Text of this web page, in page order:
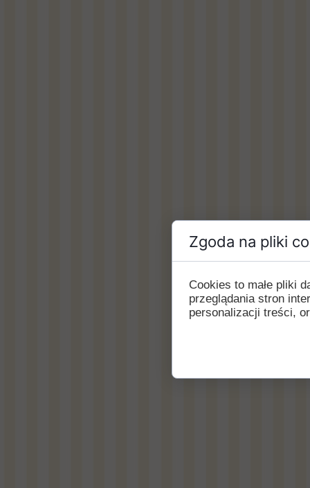
Zgoda na pliki
Cookies to małe pliki
przeglądania stron
personalizacji treści,